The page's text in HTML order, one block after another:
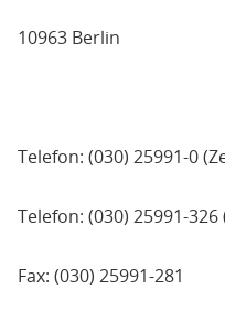
10963 Berlin
Telefon: (030) 25991-0
Telefon: (030) 25991-
Fax: (030) 25991-281